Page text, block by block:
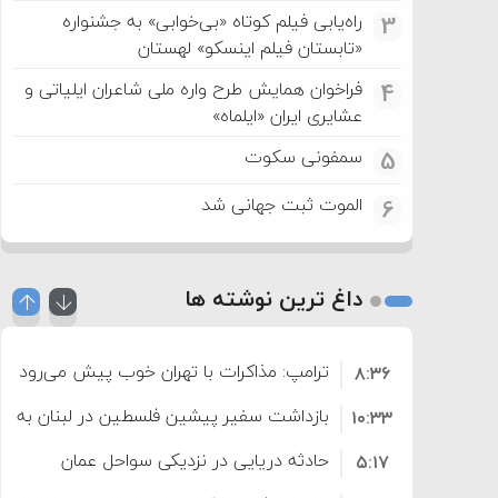
3
راه‌یابی فیلم کوتاه «بی‌خوابی» به جشنواره
«تابستان فیلم اینسکو» لهستان
4
فراخوان همایش طرح واره ملی شاعران ایلیاتی و
عشایری ایران «ایلماه»
5 سمفونی سکوت
6 الموت ثبت جهانی شد
داغ ترین نوشته ها
ترامپ: مذاکرات با تهران خوب پیش می‌رود
۸:۳۶
بازداشت سفیر پیشین فلسطین در لبنان به
۱۰:۳۳
حادثه دریایی در نزدیکی سواحل عمان
۵:۱۷